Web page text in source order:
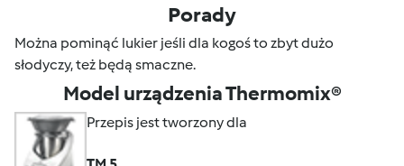
Porady
Można pominąć lukier jeśli dla kogoś to zbyt dużo
słodyczy, też będą smaczne.
Model urządzenia Thermomix®
Przepis jest tworzony dla